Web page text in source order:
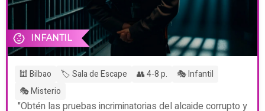
INFANTIL
🕍 Bilbao 🏷️ Sala de Escape 👥 4-8 p.
🎭 Infantil
🎭 Misterio
"Obtén las pruebas incriminatorias del alcaide corrupto y